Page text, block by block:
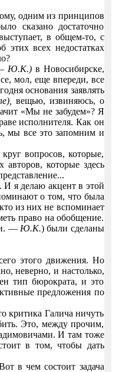
одним из принципов
сказано достаточно
в общем-то, с
этих всех недостатках
Ю.К.) в Новосибирске,
мол, еще впереди, все
основания заявлять
вещью, извиняюсь, о
«Мы не забудем»? Я
исполнителя. Как он
мы все это запомним и
вопросов, которые,
которые здесь
И я делаю акцент в этой
о том, что была
из них не вспоминает
право на обобщение.
— Ю.К.)были сделаны
этого движения. Но
неверно, и настолько,
тип бюрократа, и это
предложения по
критика Галича ничуть
Это, между прочим,
И там тоже
в том, чтобы дать
в чем состоит задача